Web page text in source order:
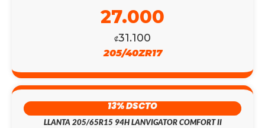
₡31.100
27.000
205/40ZR17
13% DSCTO
LLANTA 205/65R15 94H LANVIGATOR COMFORT II